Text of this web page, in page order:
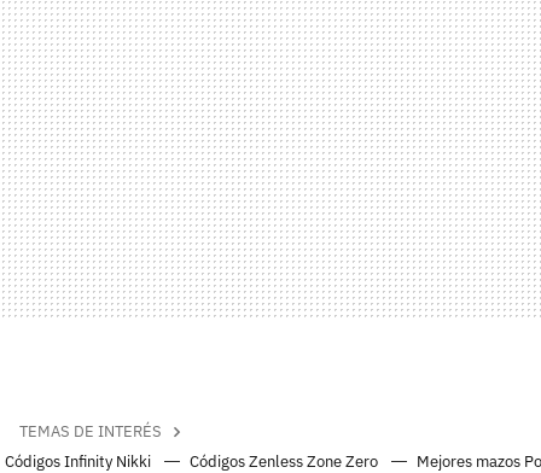
TEMAS DE INTERÉS
Códigos Infinity Nikki
Códigos Zenless Zone Zero Mejores mazos